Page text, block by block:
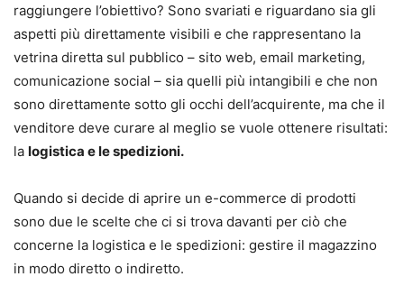
raggiungere l’obiettivo? Sono svariati e riguardano sia gli
aspetti più direttamente visibili e che rappresentano la
vetrina diretta sul pubblico – sito web, email marketing,
comunicazione social – sia quelli più intangibili e che non
sono direttamente sotto gli occhi dell’acquirente, ma che il
venditore deve curare al meglio se vuole ottenere risultati:
la logistica e le spedizioni.
Quando si decide di aprire un e-commerce di prodotti
sono due le scelte che ci si trova davanti per ciò che
concerne la logistica e le spedizioni: gestire il magazzino
in modo diretto o indiretto.